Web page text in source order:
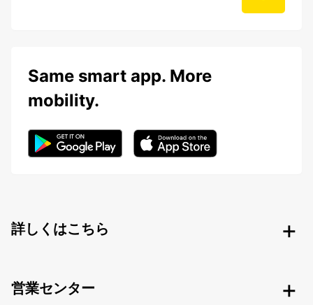
Same smart app. More
mobility.
詳しくはこちら
営業センター